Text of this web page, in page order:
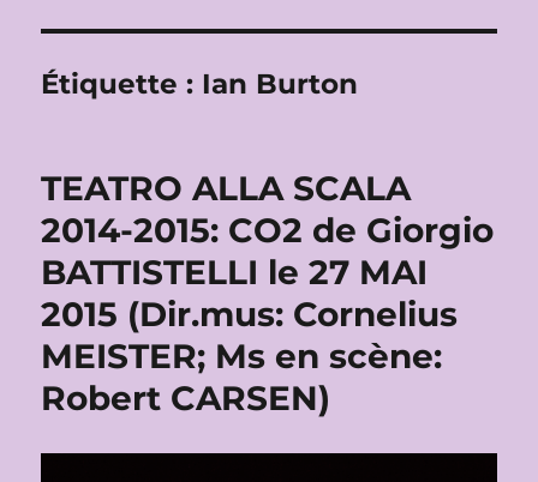
Étiquette : Ian Burton
TEATRO ALLA SCALA
2014-2015: CO2 de Giorgio
BATTISTELLI le 27 MAI
2015 (Dir.mus: Cornelius
MEISTER; Ms en scène:
Robert CARSEN)